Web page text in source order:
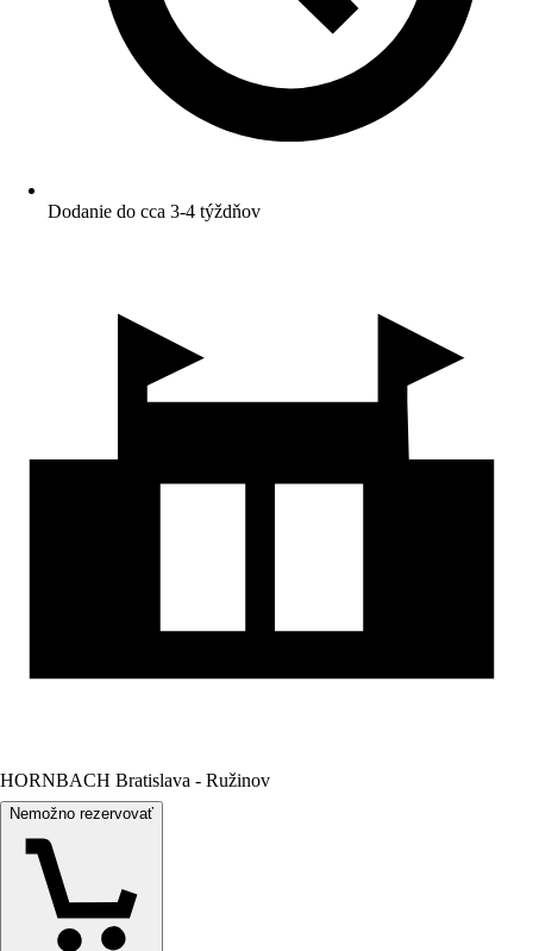
Dodanie do cca 3-4 týždňov
HORNBACH Bratislava - Ružinov
Nemožno rezervovať